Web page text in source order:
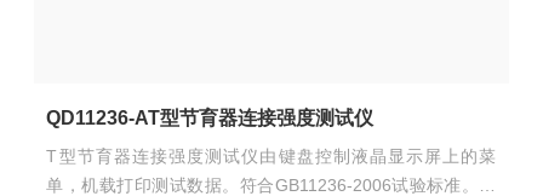
QD11236-AT型节育器连接强度测试仪
T型节育器连接强度测试仪由键盘控制液晶显示屏上的菜
单，机载打印测试数据。符合GB11236-2006试验标准。仪